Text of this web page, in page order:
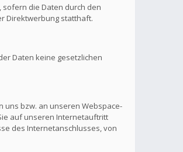
sofern die Daten durch den
Direktwerbung statthaft.
Daten keine gesetzlichen
uns bzw. an unseren Webspace-
auf unseren Internetauftritt
des Internetanschlusses, von